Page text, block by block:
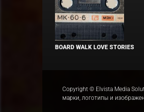
BOARD WALK LOVE STORIES
Copyright © Elvista Media
марки, логотипы и